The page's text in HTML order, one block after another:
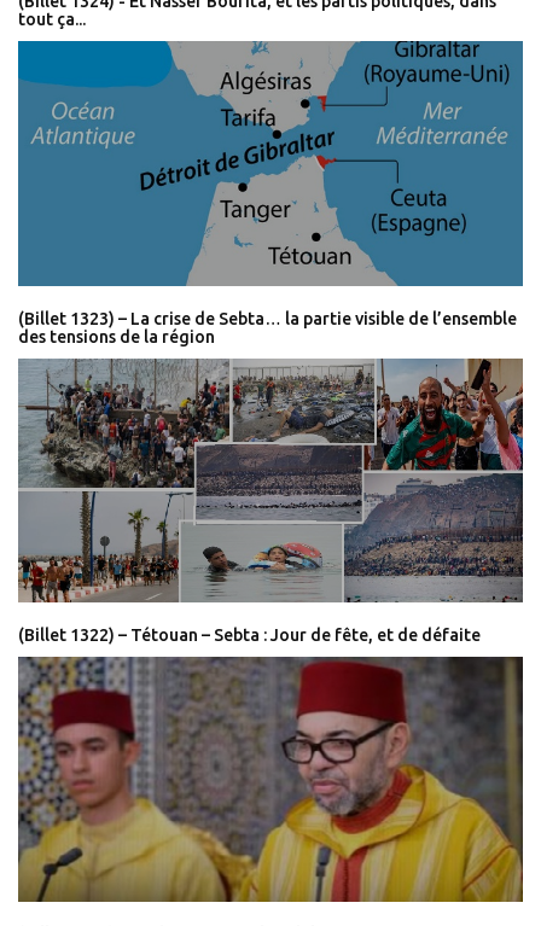
tout ça...
(Billet 1323) – La crise de Sebta… la partie visible de l’ensemble
des tensions de la région
(Billet 1322) – Tétouan – Sebta : Jour de fête, et de défaite